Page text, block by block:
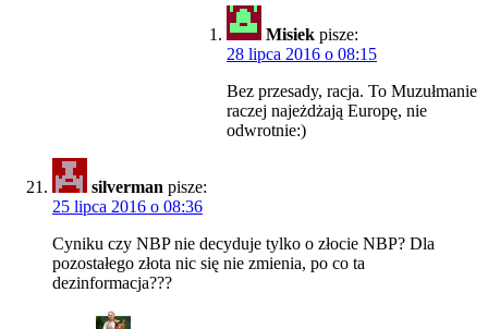
Misiek pisze:
28 lipca 2016 o 08:15
Bez przesady, racja. To Muzułmanie
raczej najeżdżają Europę, nie
odwrotnie:)
silverman pisze:
25 lipca 2016 o 08:36
Cyniku czy NBP nie decyduje tylko o złocie NBP? Dla
pozostałego złota nic się nie zmienia, po co ta
dezinformacja???